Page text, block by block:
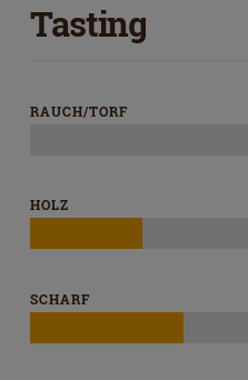
Tasting
RAUCH/TORF
HOLZ
SCHARF